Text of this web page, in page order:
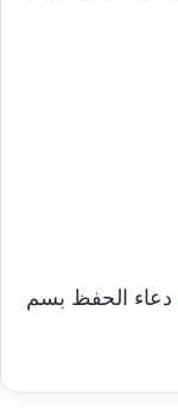
دعاء الحفظ بسم